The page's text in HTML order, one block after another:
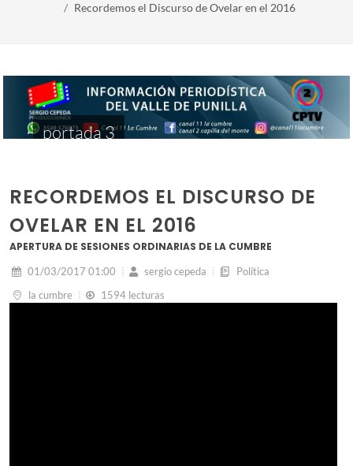
Recordemos el Discurso de Ovelar en el 2016
portada 3
RECORDEMOS EL DISCURSO DE
OVELAR EN EL 2016
APERTURA DE SESIONES ORDINARIAS DE LA CUMBRE
01/03/2017 01:00 sergio cepeda
Política
la cumbre
1594 lecturas